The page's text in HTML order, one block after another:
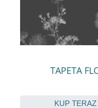
TAPETA
KUP TERAZ